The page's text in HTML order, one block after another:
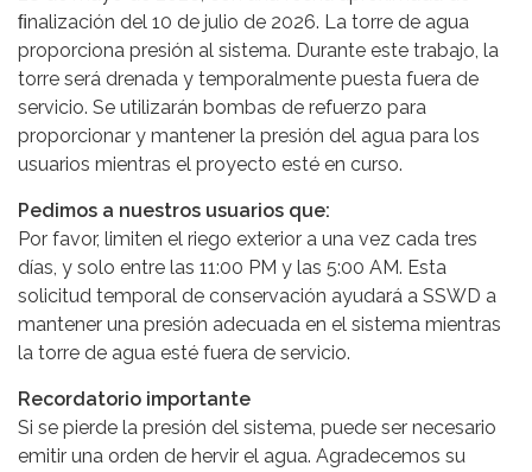
ﬁnalización del 10 de julio de 2026. La torre de agua
proporciona presión al sistema. Durante este trabajo, la
torre será drenada y temporalmente puesta fuera de
servicio. Se utilizarán bombas de refuerzo para
proporcionar y mantener la presión del agua para los
usuarios mientras el proyecto esté en curso.
Pedimos a nuestros usuarios que:
Por favor, limiten el riego exterior a una vez cada tres
días, y solo entre las 11:00 PM y las 5:00 AM. Esta
solicitud temporal de conservación ayudará a SSWD a
mantener una presión adecuada en el sistema mientras
la torre de agua esté fuera de servicio.
Recordatorio importante
Si se pierde la presión del sistema, puede ser necesario
emitir una orden de hervir el agua. Agradecemos su